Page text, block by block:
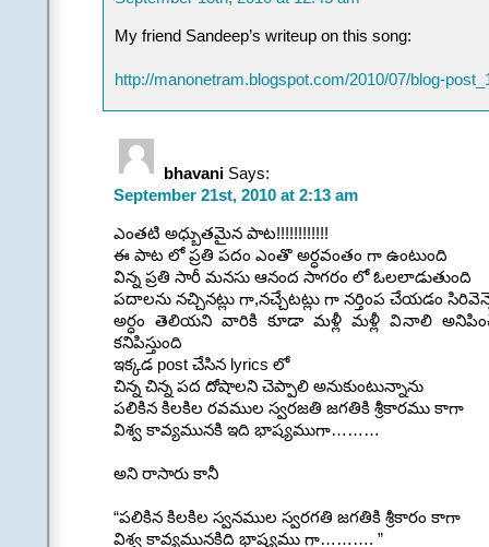
Each and every
them soar into their
world as it becomes
.
As every child/life
tune of life” and with
The song I am
language!
.
What I inhale is
What I exhale is the
.
Like Brahma, I have
.
A new era has begun
… perhaps in the
[Also refer to Pages
My friend Sandeep’s writeup on this song:
http://manonetram.blogspot.com/2010/07/blog-
bhavani Says:
September 21st, 2010 at 2:13 am
ఎంతటి అధ్బుతమైన పాట!!!!!!!!!!!!
ఈ పాట లో ప్రతి పదం ఎంతొ అర్ధవంతం గా ఉంటుంది
విన్న ప్రతి సారీ మనసు ఆనంద సాగరం లో ఓలలాడుతుంది
పదాలను నచ్చినట్లు గా,నచ్చేటట్లు గా నర్తింప చేయడం
అర్ధం తెలియని వారికి కూడా మళ్లీ మళ్లీ వినాలి
కనిపిస్తుంది
ఇక్కడ post చేసిన lyrics లో
చిన్న చిన్న పద దోషాలని చెప్పాలి అనుకుంటున్నాను
పలికిన కిలకిల రవముల స్వరజతి జగతికి శ్రీకారము కాగా
విశ్వ కావ్యమునకి ఇది భాష్యముగా………
అని రాసారు కానీ
“పలికిన కిలకిల స్వనముల స్వరగతి జగతికి శ్రీకారం కాగా
విశ్వ కావ్యమునకిది భాష్యము గా………. ”